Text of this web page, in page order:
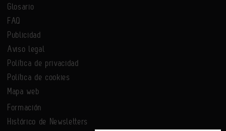
Glosario
FAQ
Publicidad
Aviso legal
Política de privacidad
Política de cookies
Mapa web
Formación
Histórico de Newsletters